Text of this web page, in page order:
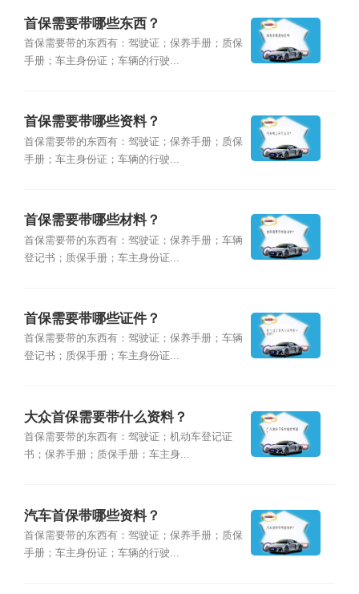
首保需要带哪些东西？
首保需要带的东西有：驾驶证；保养手册；质保
手册；车主身份证；车辆的行驶...
首保需要带哪些资料？
首保需要带的东西有：驾驶证；保养手册；质保
手册；车主身份证；车辆的行驶...
首保需要带哪些材料？
首保需要带的东西有：驾驶证；保养手册；车辆
登记书；质保手册；车主身份证...
首保需要带哪些证件？
首保需要带的东西有：驾驶证；保养手册；车辆
登记书；质保手册；车主身份证...
大众首保需要带什么资料？
首保需要带的东西有：驾驶证；机动车登记证
书；保养手册；质保手册；车主身...
汽车首保带哪些资料？
首保需要带的东西有：驾驶证；保养手册；质保
手册；车主身份证；车辆的行驶...